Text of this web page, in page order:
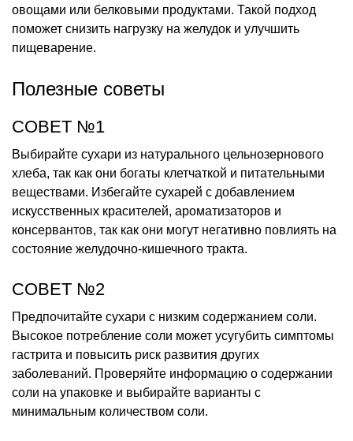
овощами или белковыми продуктами. Такой подход
поможет снизить нагрузку на желудок и улучшить
пищеварение.
Полезные советы
СОВЕТ №1
Выбирайте сухари из натурального цельнозернового
хлеба, так как они богаты клетчаткой и питательными
веществами. Избегайте сухарей с добавлением
искусственных красителей, ароматизаторов и
консервантов, так как они могут негативно повлиять на
состояние желудочно-кишечного тракта.
СОВЕТ №2
Предпочитайте сухари с низким содержанием соли.
Высокое потребление соли может усугубить симптомы
гастрита и повысить риск развития других
заболеваний. Проверяйте информацию о содержании
соли на упаковке и выбирайте варианты с
минимальным количеством соли.